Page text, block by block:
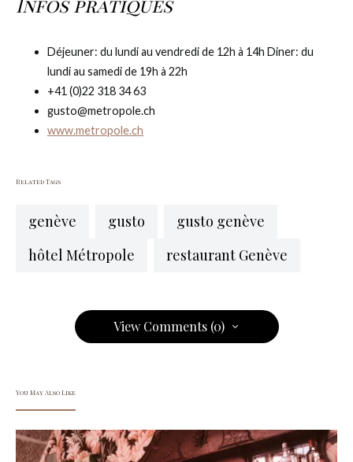
Déjeuner: du lundi au vendredi de 12h à 14h Diner: du
lundi au samedi de 19h à 22h
+41 (0)22 318 34 63
gusto@metropole.ch
www.metropole.ch
Related Tags
genève gusto
gusto genève
hôtel Métropole
restaurant Genève
View Comments (0)
You May Also Like